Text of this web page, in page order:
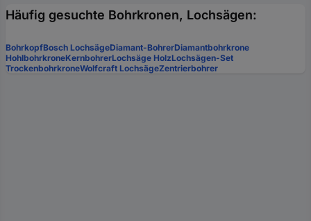
Häufig gesuchte Bohrkronen, Lochsägen:
BohrkopfBosch LochsägeDiamant-BohrerDiamantbohrkrone
HohlbohrkroneKernbohrerLochsäge HolzLochsägen-Set
TrockenbohrkroneWolfcraft LochsägeZentrierbohrer